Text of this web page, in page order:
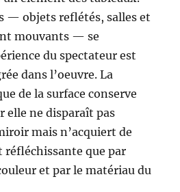
— objets reflétés, salles et
mouvants — se
du spectateur est
dans l’oeuvre. La
de la surface conserve
elle ne disparaît pas
mais n’acquiert de
que par
et par le matériau du